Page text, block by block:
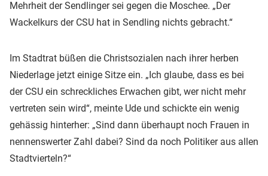
Mehrheit der Sendlinger sei gegen die Moschee. „Der
Wackelkurs der CSU hat in Sendling nichts gebracht.“
Im Stadtrat büßen die Christsozialen nach ihrer herben
Niederlage jetzt einige Sitze ein. „Ich glaube, dass es bei
der CSU ein schreckliches Erwachen gibt, wer nicht mehr
vertreten sein wird“, meinte Ude und schickte ein wenig
gehässig hinterher: „Sind dann überhaupt noch Frauen in
nennenswerter Zahl dabei? Sind da noch Politiker aus allen
Stadtvierteln?“